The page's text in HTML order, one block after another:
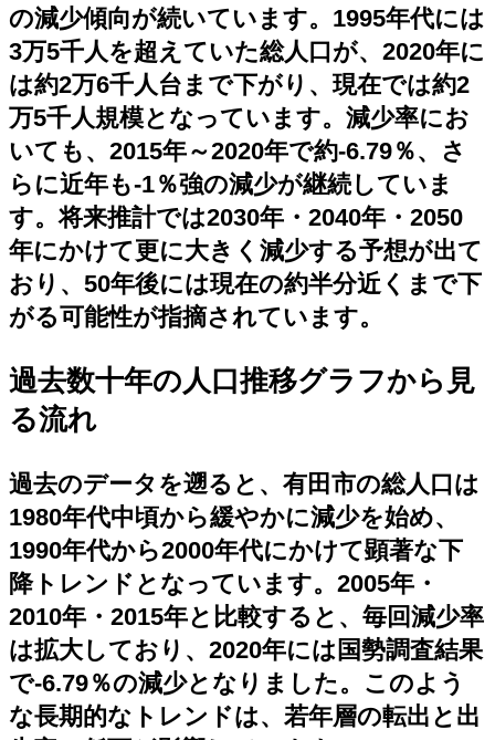
の減少傾向が続いています。1995年代には
3万5千人を超えていた総人口が、2020年に
は約2万6千人台まで下がり、現在では約2
万5千人規模となっています。減少率にお
いても、2015年～2020年で約‐6.79％、さ
らに近年も‐1％強の減少が継続していま
す。将来推計では2030年・2040年・2050
年にかけて更に大きく減少する予想が出て
おり、50年後には現在の約半分近くまで下
がる可能性が指摘されています。
過去数十年の人口推移グラフから見
る流れ
過去のデータを遡ると、有田市の総人口は
1980年代中頃から緩やかに減少を始め、
1990年代から2000年代にかけて顕著な下
降トレンドとなっています。2005年・
2010年・2015年と比較すると、毎回減少率
は拡大しており、2020年には国勢調査結果
で‐6.79％の減少となりました。このよう
な長期的なトレンドは、若年層の転出と出